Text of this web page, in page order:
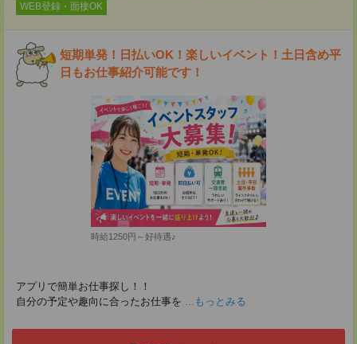
WEB登録・面接OK
短期単発！日払いOK！楽しいイベント！土日含め平
日もお仕事紹介可能です！
時給1250円～好待遇♪
アプリで簡単お仕事探し！！
自分の予定や趣向に合ったお仕事を ...もっとみる